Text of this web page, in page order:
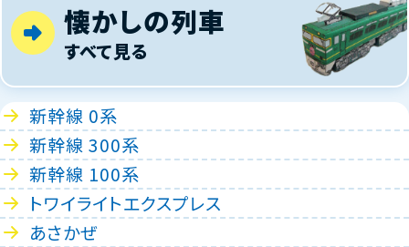
懐かしの列車
すべて見る
新幹線 0系
新幹線 300系
新幹線 100系
トワイライトエクスプレス
あさかぜ